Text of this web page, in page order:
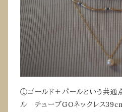
①ゴールド＋パールという共通
ル チューブGOネックレス